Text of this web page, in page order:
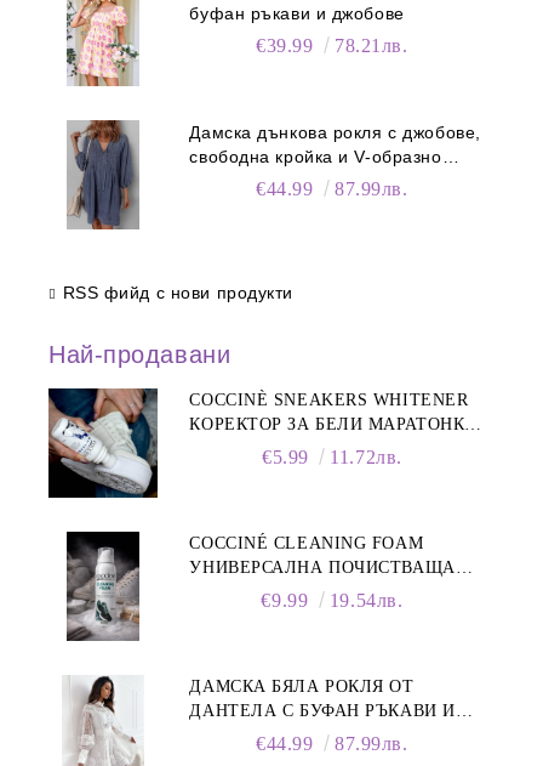
буфан ръкави и джобове
€39.99 78.21лв.
Дамска дънкова рокля с джобове,
свободна кройка и V-образно
деколте€44.99 87.99лв.
RSS фийд с нови продукти
Най-продавани
COCCINÈ SNEAKERS WHITENER
КОРЕКТОР ЗА БЕЛИ МАРАТОНКИ,
€5.99 11.72лв.
COCCINÉ CLEANING FOAM
УНИВЕРСАЛНА ПОЧИСТВАЩА
ПЯНА ЗА ОБУВКИ, 150 МЛ
€9.99 19.54лв.
ДАМСКА БЯЛА РОКЛЯ ОТ
ДАНТЕЛА С БУФАН РЪКАВИ И
€44.99 87.99лв.